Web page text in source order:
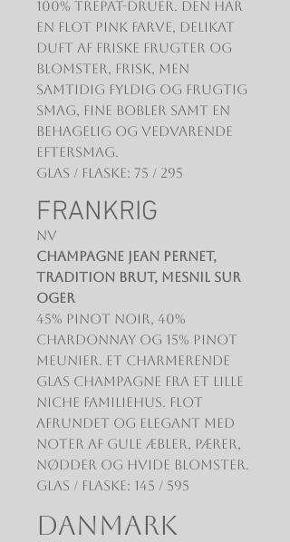
100% Trepat-druer. Den har
en flot pink farve, delikat
duft af friske frugter og
blomster, frisk, men
samtidig fyldig og frugtig
smag, fine bobler samt en
behagelig og vedvarende
eftersmag.
Glas / Flaske: 75 / 295
FRANKRIG
NV
Champagne Jean Pernet,
Tradition Brut, Mesnil Sur
Oger
45% Pinot Noir, 40%
Chardonnay og 15% Pinot
Meunier. Et charmerende
glas Champagne fra et lille
niche familiehus. Flot
afrundet og elegant med
noter af gule æbler, pærer,
nødder og hvide blomster.
Glas / Flaske: 145 / 595
DANMARK